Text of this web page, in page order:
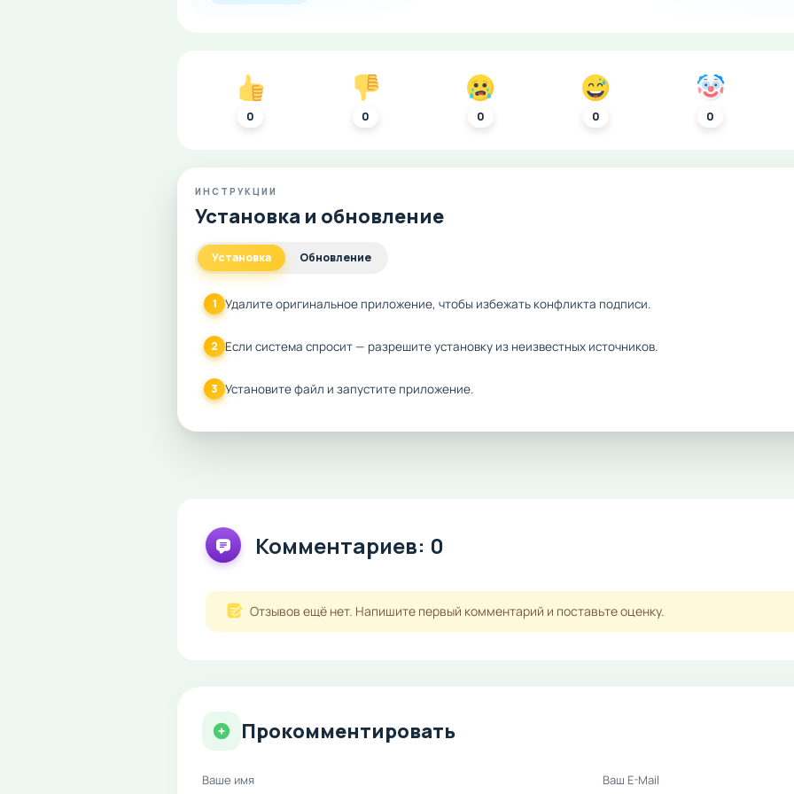
0 0 0 0 0
ИНСТРУКЦИИ
Установка и обновление
Установка Обновление
1 Удалите оригинальное приложение, чтобы избежать конфликта подписи.
2 Если система спросит — разрешите установку из неизвестных источников.
3 Установите файл и запустите приложение.
Комментариев: 0
Отзывов ещё нет. Напишите первый комментарий и поставьте оценку.
Прокомментировать
Ваше имя Ваш E-Mail